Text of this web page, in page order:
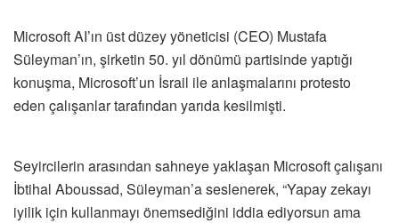
Microsoft AI’ın üst düzey yöneticisi (CEO) Mustafa
Süleyman’ın, şirketin 50. yıl dönümü partisinde yaptığı
konuşma, Microsoft’un İsrail ile anlaşmalarını protesto
eden çalışanlar tarafından yarıda kesilmişti.
Seyircilerin arasından sahneye yaklaşan Microsoft çalışanı
İbtihal Aboussad, Süleyman’a seslenerek, “Yapay zekayı
iyilik için kullanmayı önemsediğini iddia ediyorsun ama